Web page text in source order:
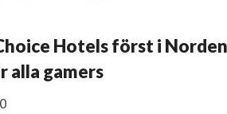
Hotels först i Norden
alla gamers